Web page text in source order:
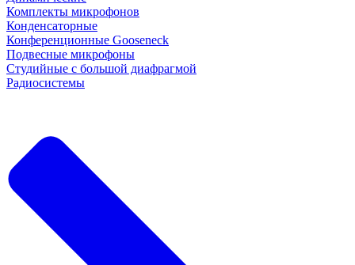
Комплекты микрофонов
Конденсаторные
Конференционные Gooseneck
Подвесные микрофоны
Студийные с большой диафрагмой
Радиосистемы